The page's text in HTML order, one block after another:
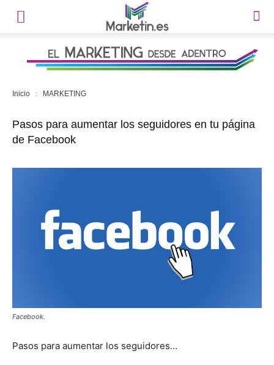
Inicio MARKETING
Pasos para aumentar los seguidores en tu página
de Facebook
Facebook.
Pasos para aumentar los seguidores…